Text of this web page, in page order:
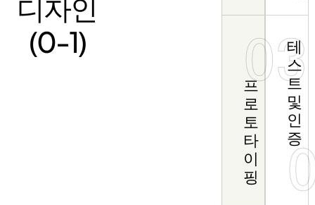
디자인
(0-1)
03
프
로
토
타
이
핑
테
스
트
및
인
증